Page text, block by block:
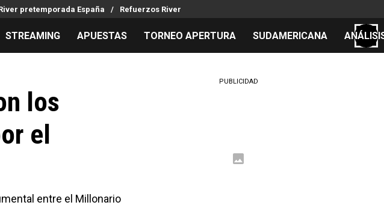
pretemporada España Refuerzos River
River
STREAMING APUESTAS TORNEO APERTURA SUDAMERICANA
los
el
entre el Millonario
PUBLICIDAD